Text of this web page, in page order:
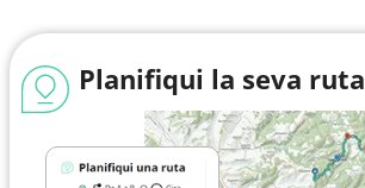
Planifiqui la seva ruta